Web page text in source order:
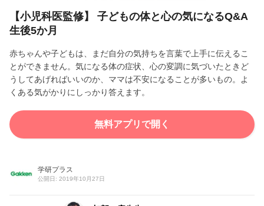
【小児科医監修】 子どもの体と心の気になるQ&A
生後5か月
赤ちゃんや子どもは、まだ自分の気持ちを言葉で上手に伝えるこ
とができません。気になる体の症状、心の変調に気づいたときど
うしてあげればいいのか、ママは不安になることが多いもの。よ
くある気がかりにしっかり答えます。
無料アプリで開く
学研プラス
公開日: 2019年10月27日